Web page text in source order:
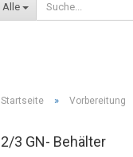
Alle
Startseite » Vorbereitung
2/3 GN- Behälter